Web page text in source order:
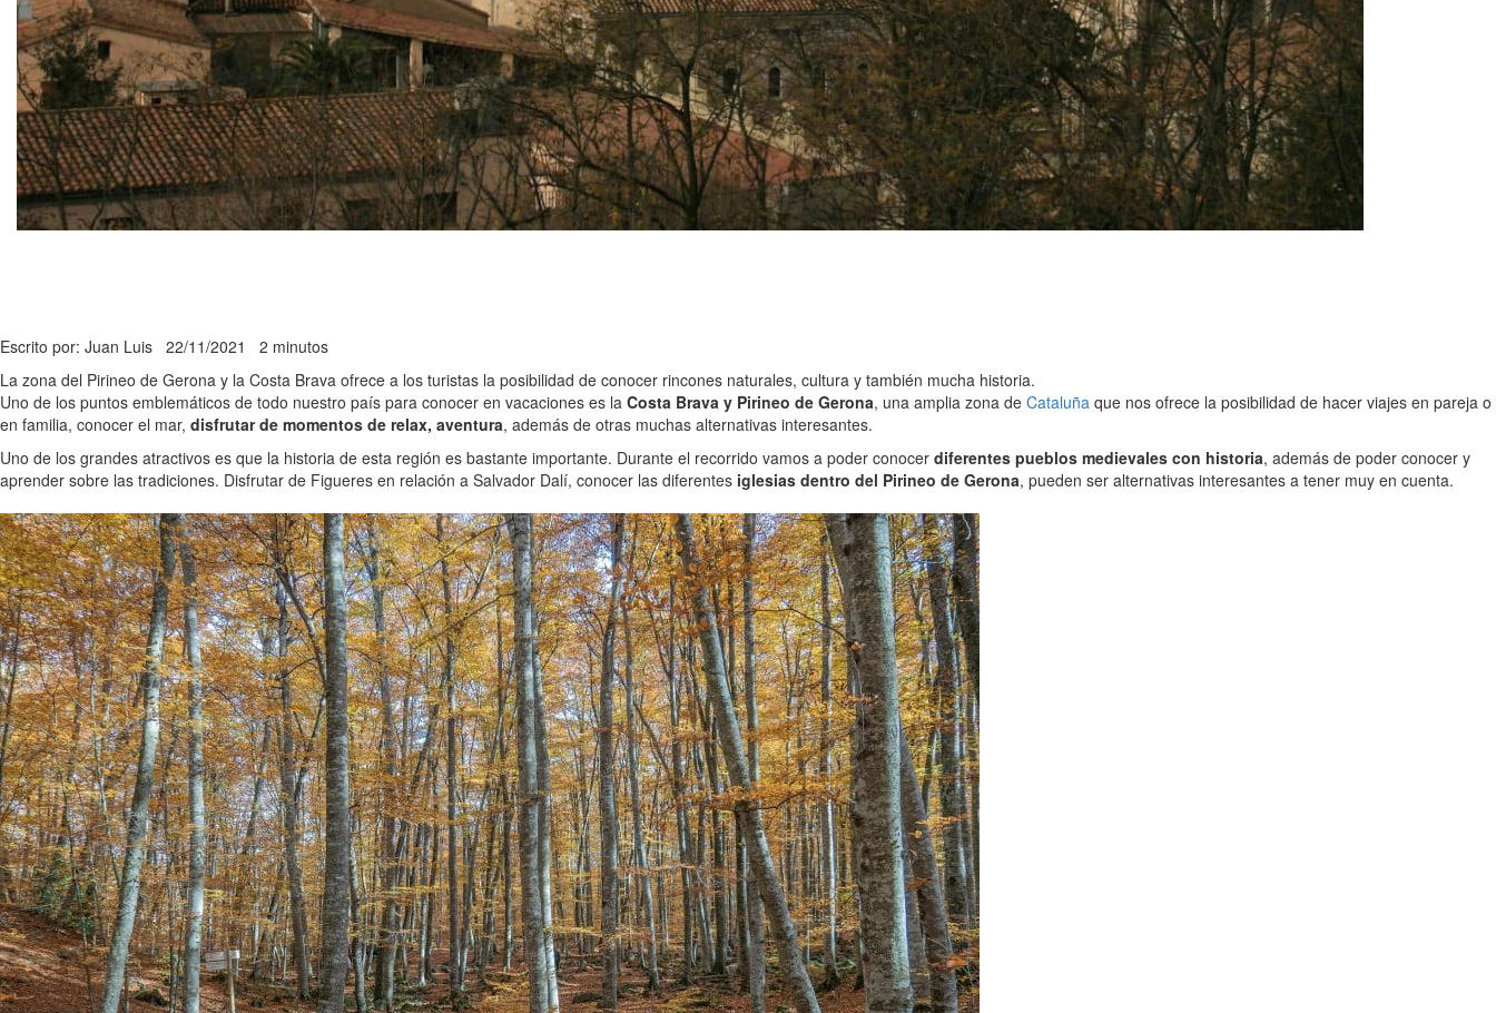
Escrito por: Juan Luis 22/11/2021 2 minutos
La zona del Pirineo de Gerona y la Costa Brava ofrece a los turistas la posibilidad de conocer rincones naturales, cultura y también mucha historia.
Uno de los puntos emblemáticos de todo nuestro país para conocer en vacaciones es la Costa Brava y Pirineo de Gerona, una amplia zona de Cataluña que nos ofrece la posibilidad de hacer viajes en pareja o
en familia, conocer el mar, disfrutar de momentos de relax, aventura, además de otras muchas alternativas interesantes.
Uno de los grandes atractivos es que la historia de esta región es bastante importante. Durante el recorrido vamos a poder conocer diferentes pueblos medievales con historia, además de poder conocer y
aprender sobre las tradiciones. Disfrutar de Figueres en relación a Salvador Dalí, conocer las diferentes iglesias dentro del Pirineo de Gerona, pueden ser alternativas interesantes a tener muy en cuenta.